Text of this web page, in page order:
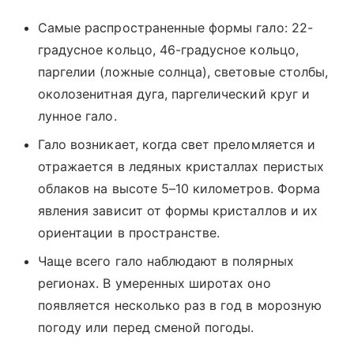
Самые распространенные формы гало: 22-
градусное кольцо, 46-градусное кольцо,
паргелии (ложные солнца), световые столбы,
околозенитная дуга, паргелический круг и
лунное гало.
Гало возникает, когда свет преломляется и
отражается в ледяных кристаллах перистых
облаков на высоте 5–10 километров. Форма
явления зависит от формы кристаллов и их
ориентации в пространстве.
Чаще всего гало наблюдают в полярных
регионах. В умеренных широтах оно
появляется несколько раз в год в морозную
погоду или перед сменой погоды.